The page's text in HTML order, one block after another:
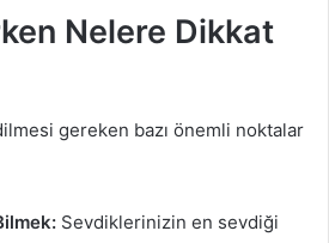
Nelere Dikkat
gereken bazı önemli noktalar
Sevdiklerinizin en sevdiği